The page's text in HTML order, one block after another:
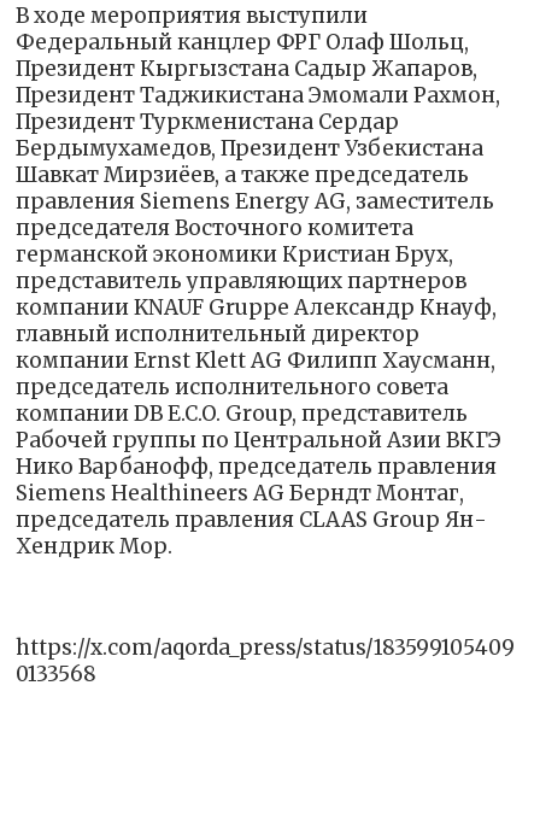
В ходе мероприятия выступили
Федеральный канцлер ФРГ Олаф Шольц,
Президент Кыргызстана Садыр Жапаров,
Президент Таджикистана Эмомали Рахмон,
Президент Туркменистана Сердар
Бердымухамедов, Президент Узбекистана
Шавкат Мирзиёев, а также председатель
правления Siemens Energy AG, заместитель
председателя Восточного комитета
германской экономики Кристиан Брух,
представитель управляющих партнеров
компании KNAUF Gruppe Александр Кнауф,
главный исполнительный директор
компании Ernst Klett AG Филипп Хаусманн,
председатель исполнительного совета
компании DB E.C.O. Group, представитель
Рабочей группы по Центральной Азии ВКГЭ
Нико Варбанофф, председатель правления
Siemens Healthineers AG Берндт Монтаг,
председатель правления CLAAS Group Ян-
Хендрик Мор.
https://x.com/aqorda_press/status/183599105409
0133568